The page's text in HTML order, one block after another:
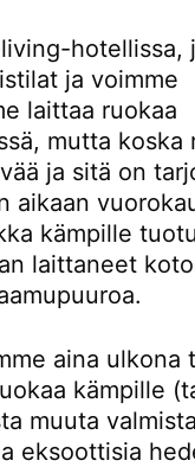
hotellissa,
ja voimme
laittaa ruokaa
mutta koska
ja sitä on
aikaan
kämpille
laittaneet
aina ulkona
kämpille
muuta
eksoottisia